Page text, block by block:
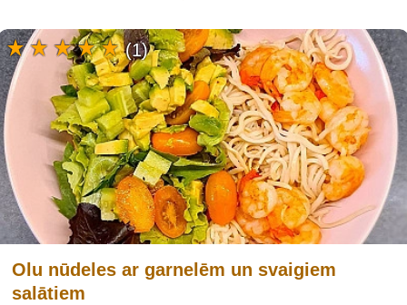
Olu nūdeles ar garnelēm un svaigiem
salātiem
(1)